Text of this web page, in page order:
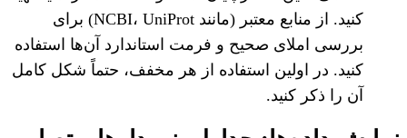
کنید. از منابع معتبر (مانند NCBI، UniProt) برای
بررسی املای صحیح و فرمت استاندارد آن‌ها استفاده
کنید. در اولین استفاده از هر مخفف، حتماً شکل کامل
آن را ذکر کنید.